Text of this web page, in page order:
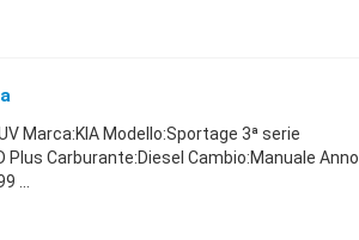
Marca:KIA Modello:Sportage 3ª serie
Plus Carburante:Diesel Cambio:Manuale Anno
...